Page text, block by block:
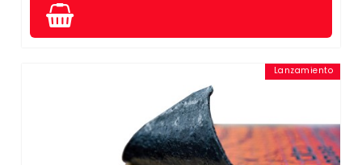
Lanzamiento